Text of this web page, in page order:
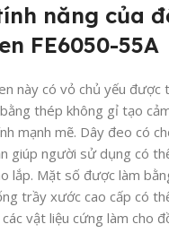
năng của
FE6050-55A
này có vỏ chủ yếu được
bằng thép không gỉ tạo
mạnh mẽ. Dây đeo có
giúp người sử dụng có
lắp. Mặt số được làm
trầy xước cao cấp có
vật liệu cứng làm cho